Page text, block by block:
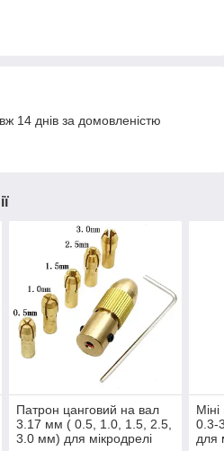
14 днів за домовленістю
Патрон цанговий на вал
3.17 мм ( 0.5, 1.0, 1.5, 2.5,
3.0 мм) для мікродрелі
0.3-
для